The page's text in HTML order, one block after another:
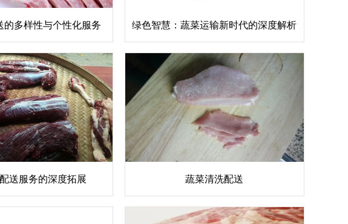
的多样性与个性化服务 绿色智慧：蔬菜运输新时代的深度解析
送服务的深度拓展 蔬菜清洗配送